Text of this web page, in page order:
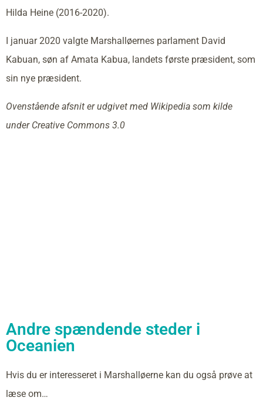
Hilda Heine (2016-2020).
I januar 2020 valgte Marshalløernes parlament David
Kabuan, søn af Amata Kabua, landets første præsident, som
sin nye præsident.
Ovenstående afsnit er udgivet med Wikipedia som kilde
under Creative Commons 3.0
Andre spændende steder i
Oceanien
Hvis du er interesseret i Marshalløerne kan du også prøve at
læse om…